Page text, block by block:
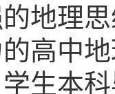
地理
高中
生本